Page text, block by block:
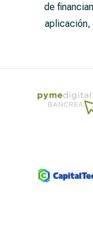
de
aplicación,